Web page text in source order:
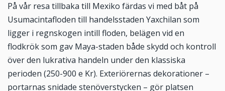
På vår resa tillbaka till Mexiko färdas vi med båt på
Usumacintafloden till handelsstaden Yaxchilan som
ligger i regnskogen intill floden, belägen vid en
flodkrök som gav Maya-staden både skydd och kontroll
över den lukrativa handeln under den klassiska
perioden (250-900 e Kr). Exteriörernas dekorationer –
portarnas snidade stenöverstycken – gör platsen